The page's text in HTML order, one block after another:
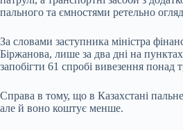
пального та ємностями ретельно
За словами заступника міністра
Біржанова, лише за два дні на
запобігти 61 спробі вивезення понад
Справа в тому, що в Казахстані
але й воно коштує менше.